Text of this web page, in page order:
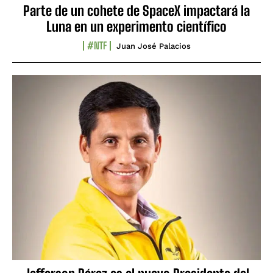
Parte de un cohete de SpaceX impactará la
Luna en un experimento científico
#NTF Juan José Palacios